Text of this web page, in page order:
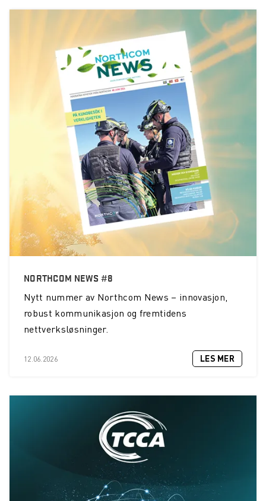
NORTHCOM NEWS #8
Nytt nummer av Northcom News – innovasjon,
robust kommunikasjon og fremtidens
nettverksløsninger.
12.06.2026 LES MER